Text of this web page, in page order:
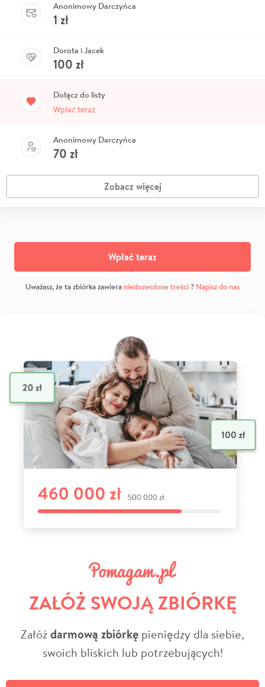
Anonimowy Darczyńca
1 zł
Dorota i Jacek
100 zł
Dołącz do listy
Wpłać teraz
Anonimowy Darczyńca
70 zł
Zobacz więcej
Wpłać teraz
Uważasz, że ta zbiórka zawiera niedozwolone treści? Napisz do nas
ZAŁÓŻ SWOJĄ ZBIÓRKĘ
Załóżdarmową zbiórkę pieniędzy dla siebie,
swoich bliskich lub potrzebujących!